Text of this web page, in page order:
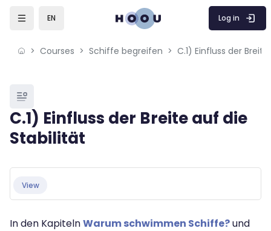
Skip to sidebar navigation menu
Skip to mobile navigation menu
EN Log in
Courses Schiffe begreifen C.1) Einfluss der
Blocks
C.1) Einfluss der Breite auf die
Stabilität
View
In den KapitelnWarum schwimmen Schiffe?und